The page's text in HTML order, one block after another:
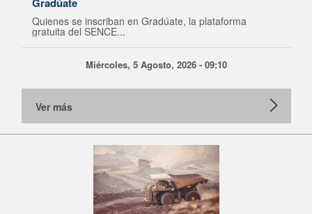
Quienes se inscriban en Gradúate, la plataforma
gratuita del SENCE...
Miércoles, 5 Agosto, 2026 - 09:10
Ver más